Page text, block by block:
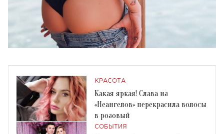
КРАСОТА
Какая яркая! Слава из
«Неангелов» перекрасила волосы
в розовый
СОБЫТИЯ